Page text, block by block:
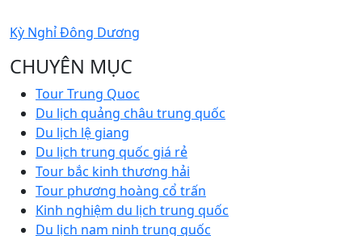
Kỳ Nghỉ Đông Dương
CHUYÊN MỤC
Tour Trung Quoc
Du lịch quảng châu trung quốc
Du lịch lệ giang
Du lịch trung quốc giá rẻ
Tour bắc kinh thương hải
Tour phương hoàng cổ trấn
Kinh nghiệm du lịch trung quốc
Du lịch nam ninh trung quốc